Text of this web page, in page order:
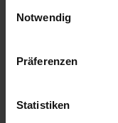
Notwendig
Präferenzen
Statistiken
- Path=/
-
-
-
- id:
-